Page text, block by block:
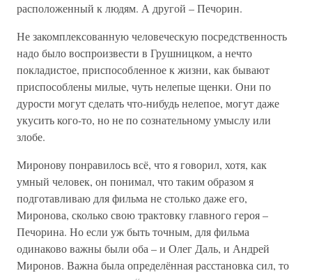
расположенный к людям. А другой – Печорин.
Не закомплексованную человеческую посредственность
надо было воспроизвести в Грушницком, а нечто
покладистое, приспособленное к жизни, как бывают
приспособлены милые, чуть нелепые щенки. Они по
дурости могут сделать что-нибудь нелепое, могут даже
укусить кого-то, но не по сознательному умыслу или
злобе.
Миронову понравилось всё, что я говорил, хотя, как
умный человек, он понимал, что таким образом я
подготавливаю для фильма не столько даже его,
Миронова, сколько свою трактовку главного героя –
Печорина. Но если уж быть точным, для фильма
одинаково важны были оба – и Олег Даль, и Андрей
Миронов. Важна была определённая расстановка сил, то